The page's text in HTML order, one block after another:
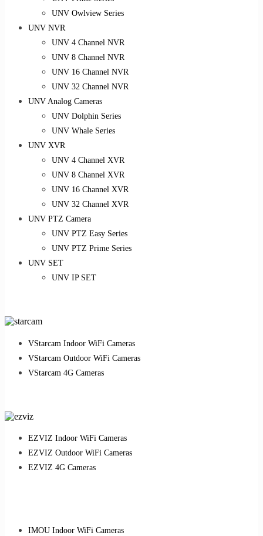
UNV Owlview Series
UNV NVR
UNV 4 Channel NVR
UNV 8 Channel NVR
UNV 16 Channel NVR
UNV 32 Channel NVR
UNV Analog Cameras
UNV Dolphin Series
UNV Whale Series
UNV XVR
UNV 4 Channel XVR
UNV 8 Channel XVR
UNV 16 Channel XVR
UNV 32 Channel XVR
UNV PTZ Camera
UNV PTZ Easy Series
UNV PTZ Prime Series
UNV SET
UNV IP SET
VStarcam Indoor WiFi Cameras
VStarcam Outdoor WiFi Cameras
VStarcam 4G Cameras
EZVIZ Indoor WiFi Cameras
EZVIZ Outdoor WiFi Cameras
EZVIZ 4G Cameras
IMOU Indoor WiFi Cameras